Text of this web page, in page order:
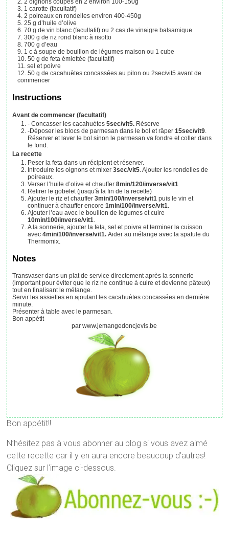
2 oignons coupés en 2 environ 100-150g
1 carotte (facultatif)
2poireaux en rondelles environ 400-450g
25 g d’huile d’olive
70 g de vin blanc (facultatif) ou 2 cas de vinaigre balsamique
300 g de riz rond blanc à risotto
700 g d’eau
1 c à soupe de bouillon de légumes maison ou 1 cube
50 g de feta émiettée (facultatif)
sel et poivre
50 g de cacahuètes concassées au pilon ou 2sec/vit5 avant de
commencer
Instructions
Avant de commencer (facultatif)
- Concasser les cacahuètes5sec/vit5. Réserve
-Déposer les blocs de parmesan dans le bol et râper15sec/vit9
Réserver et laver le bol sinon le parmesan va fondre et coller dans
le fond.
La recette
Peser la feta dans un récipient et réserver.
Introduire les oignons et mixer3sec/vit5 . Ajouter les rondelles de
poireaux.
Verser l’huile d’olive et chauffer8min/120/inverse/vit1
Retirer le gobelet (jusqu'à la fin de la recette)
Ajouter le riz et chauffer3min/100/inverse/vit1 puis le vin et
continuer à chauffer encore1min/100/inverse/vit1
Ajouter l’eau avec le bouillon de légumes et cuire
10min/100/inverse/vit1
A la sonnerie, ajouter la feta, sel et poivre et terminer la cuisson
avec4min/100/inverse/vit1. Aider au mélange avec la spatule du
Thermomix.
Notes
Transvaser dans un plat de service directement après la sonnerie
(important pour éviter que le riz ne continue à cuire et devienne pâteux)
tout en finalisant le mélange.
Servir les assiettes en ajoutant les cacahuètes concassées en dernière
minute.
Présenter à table avec le parmesan.
Bon appétit
par www.jemangedoncjevis.be
Bon appétit!!
N’hésitez pas à vous abonner au blog si vous avez aimé
cette recette car il y en aura encore beaucoup d’autres!
Cliquez sur l’image ci-dessous.